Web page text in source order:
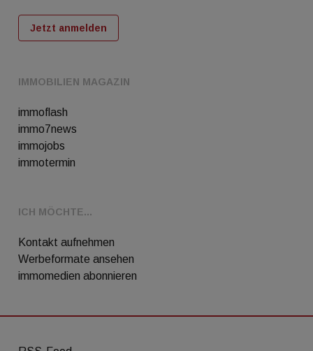
IMMOBILIEN MAGAZIN
immoflash
immo7news
immojobs
immotermin
ICH MÖCHTE...
Kontakt aufnehmen
Werbeformate ansehen
immomedien abonnieren
Jetzt anmelden